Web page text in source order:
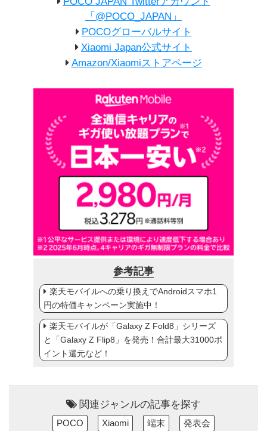
「@POCO_JAPAN」
POCOグローバルサイト
Xiaomi Japan公式サイト
Amazon/Xiaomiストアページ
参考記事
楽天モバイルへの乗り換えでAndroidスマホ1
円の特価キャンペーン実施中！
楽天モバイルが「Galaxy Z Fold8」シリーズ
と「Galaxy Z Flip8」を発売！合計最大31000ポ
イント還元など！
関連ジャンルの記事を探す
POCO Xiaomi 端末 発表会